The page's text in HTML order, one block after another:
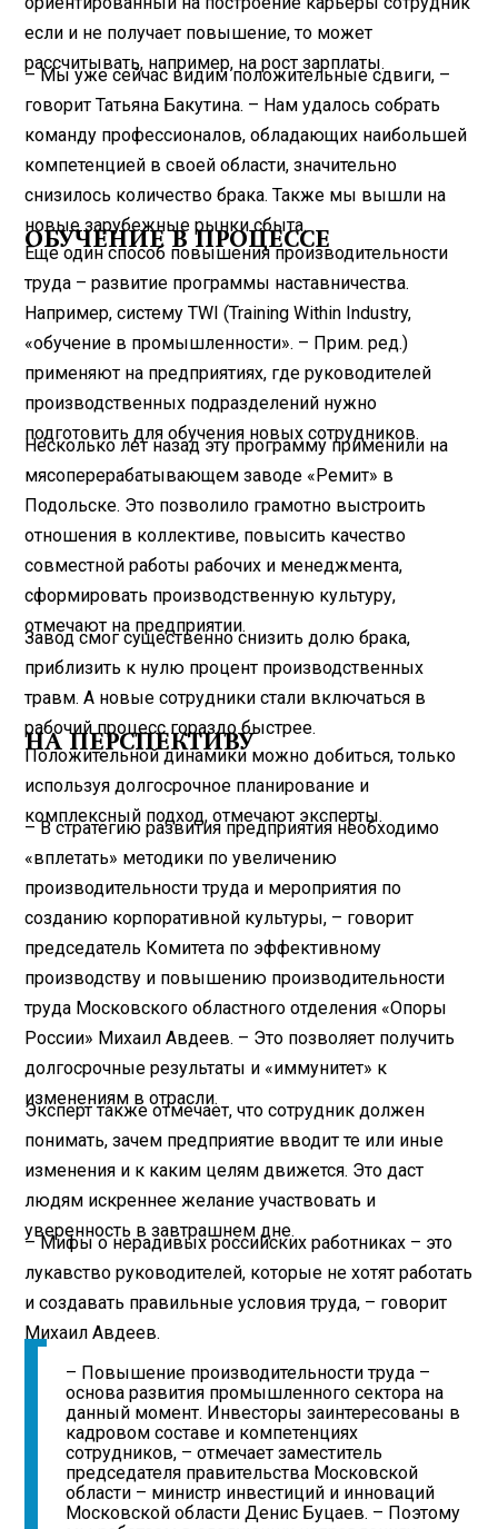
если и не получает повышение, то может
рассчитывать, например, на рост зарплаты.
– Мы уже сейчас видим положительные сдвиги, –
говорит Татьяна Бакутина. – Нам удалось собрать
команду профессионалов, обладающих наибольшей
компетенцией в своей области, значительно
снизилось количество брака. Также мы вышли на
новые зарубежные рынки сбыта.
ОБУЧЕНИЕ В ПРОЦЕССЕ
Еще один способ повышения производительности
труда – развитие программы наставничества.
Например, систему TWI (Training Within Industry,
«обучение в промышленности». – Прим. ред.)
применяют на предприятиях, где руководителей
производственных подразделений нужно
подготовить для обучения новых сотрудников.
Несколько лет назад эту программу применили на
мясоперерабатывающем заводе «Ремит» в
Подольске. Это позволило грамотно выстроить
отношения в коллективе, повысить качество
совместной работы рабочих и менеджмента,
сформировать производственную культуру,
отмечают на предприятии.
Завод смог существенно снизить долю брака,
приблизить к нулю процент производственных
травм. А новые сотрудники стали включаться в
рабочий процесс гораздо быстрее.
НА ПЕРСПЕКТИВУ
Положительной динамики можно добиться, только
используя долгосрочное планирование и
комплексный подход, отмечают эксперты.
– В стратегию развития предприятия необходимо
«вплетать» методики по увеличению
производительности труда и мероприятия по
созданию корпоративной культуры, – говорит
председатель Комитета по эффективному
производству и повышению производительности
труда Московского областного отделения «Опоры
России» Михаил Авдеев. – Это позволяет получить
долгосрочные результаты и «иммунитет» к
изменениям в отрасли.
Эксперт также отмечает, что сотрудник должен
понимать, зачем предприятие вводит те или иные
изменения и к каким целям движется. Это даст
людям искреннее желание участвовать и
уверенность в завтрашнем дне.
– Мифы о нерадивых российских работниках – это
лукавство руководителей, которые не хотят работать
и создавать правильные условия труда, – говорит
Михаил Авдеев.
– Повышение производительности труда –
основа развития промышленного сектора на
данный момент. Инвесторы заинтересованы в
кадровом составе и компетенциях
сотрудников, – отмечает заместитель
председателя правительства Московской
области – министр инвестиций и инноваций
Московской области Денис Буцаев. – Поэтому